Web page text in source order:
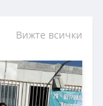
Вижте всички